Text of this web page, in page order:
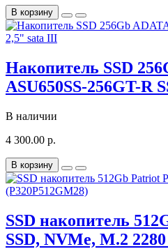
В корзину
Накопитель SSD
ASU650SS-256GT-R
В наличии
4 300.00 р.
В корзину
SSD накопитель
SSD, NVMe, M.2